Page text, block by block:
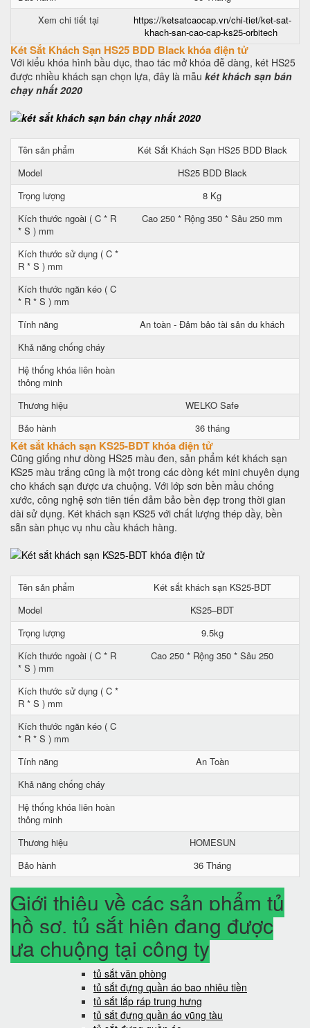
Xem chi tiết tại
https://ketsatcaocap.vn/chi-tiet/ket-sat-
khach-san-cao-cap-ks25-orbitech
Két Sắt Khách Sạn HS25 BDD Black khóa điện tử
Với kiểu khóa hình bầu dục, thao tác mở khóa đễ dàng, két HS25
được nhiều khách sạn chọn lựa, đây là mẫu két khách sạn bán
chạy nhất 2020
Tên sản phẩm
Két Sắt Khách Sạn HS25 BDD Black
Model
HS25 BDD Black
Trọng lượng
8 Kg
Kích thước ngoài ( C * R
* S ) mm
Cao 250 * Rộng 350 * Sâu 250 mm
Kích thước sử dụng ( C *
R * S ) mm
Kích thước ngăn kéo ( C
* R * S ) mm
Tính năng
An toàn - Đảm bảo tài sản du khách
Khả năng chống cháy
Hệ thống khóa liên hoàn
thông minh
Thương hiệu
WELKO Safe
Bảo hành
36 tháng
Két sắt khách sạn KS25-BDT khóa điện tử
Cũng giống như dòng HS25 màu đen, sản phẩm két khách sạn
KS25 màu trắng cũng là một trong các dòng két mini chuyên dụng
cho khách sạn được ưa chuộng. Với lớp sơn bền mầu chống
xước, công nghệ sơn tiên tiến đảm bảo bền đẹp trong thời gian
dài sử dụng. Két khách sạn KS25 với chất lượng thép dầy, bền
sẵn sàn phục vụ nhu cầu khách hàng.
Tên sản phẩm
Két sắt khách sạn KS25-BDT
Model
KS25–BDT
Trọng lượng
9.5kg
Kích thước ngoài ( C * R
* S ) mm
Cao 250 * Rộng 350 * Sâu 250
Kích thước sử dụng ( C *
R * S ) mm
Kích thước ngăn kéo ( C
* R * S ) mm
Tính năng
An Toàn
Khả năng chống cháy
Hệ thống khóa liên hoàn
thông minh
Thương hiệu
HOMESUN
Bảo hành
36 Tháng
Giới thiệu về các sản phẩm tủ
hồ sơ, tủ sắt hiện đang được
ưa chuộng tại công ty
tủ sắt văn phòng
tủ sắt đựng quần áo bao nhiêu tiền
tủ sắt lắp ráp trung hưng
tủ sắt đựng quần áo vũng tàu